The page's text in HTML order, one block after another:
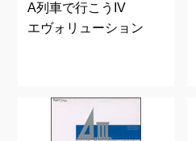
A列車で行こうIV
エヴォリューション